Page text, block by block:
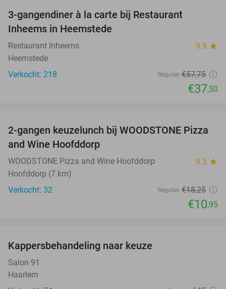
3-gangendiner à la carte bij Restaurant
Inheems in Heemstede
Restaurant Inheems 9.9 star
Heemstede
Verkocht: 218
Regulier €57,75
€37,50
40%
2-gangen keuzelunch bij WOODSTONE Pizza
and Wine Hoofddorp
WOODSTONE Pizza and Wine Hoofddorp 9.3 star
Hoofddorp (7 km)
Verkocht: 32
Regulier €18,25
€10,95
Kappersbehandeling naar keuze
Salon 91
Haarlem